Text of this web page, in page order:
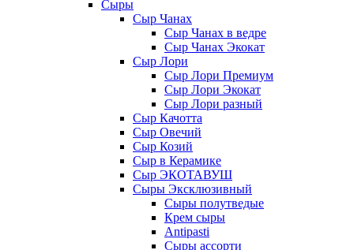
Сыры
Сыр Чанах
Сыр Чанах в ведре
Сыр Чанах Экокат
Сыр Лори
Сыр Лори Премиум
Сыр Лори Экокат
Сыр Лори разный
Сыр Качотта
Сыр Овечий
Сыр Козий
Сыр в Керамике
Сыр ЭКОТАВУШ
Сыры Эксклюзивный
Сыры полутведые
Крем сыры
Antipasti
Сыры ассорти